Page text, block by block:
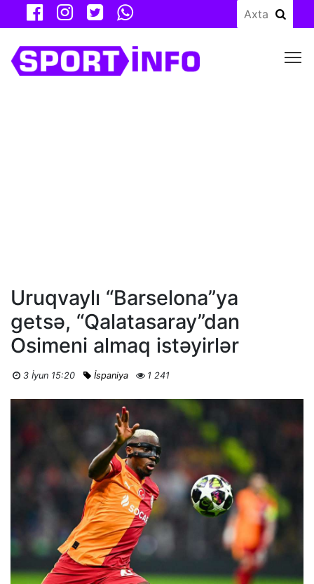
Uruqvaylı “Barselona”ya
getsə, “Qalatasaray”dan
Osimeni almaq istəyirlər
3 İyun 15:20 İspaniya 1 241